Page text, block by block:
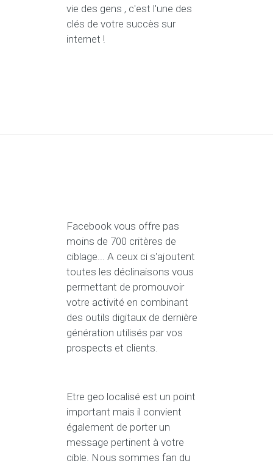
vie des gens , c'est l'une des
clés de votre succès sur
internet !
Facebook vous offre pas
moins de 700 critères de
ciblage... A ceux ci s'ajoutent
toutes les déclinaisons vous
permettant de promouvoir
votre activité en combinant
des outils digitaux de dernière
génération utilisés par vos
prospects et clients.
Etre geo localisé est un point
important mais il convient
également de porter un
message pertinent à votre
cible. Nous sommes fan du